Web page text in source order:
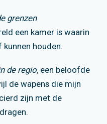
grenzen
een kamer is waarin
houden.
de regio, een beloofde
de wapens die mijn
zijn met de